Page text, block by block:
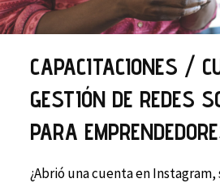
CAPACITACIONES /
GESTIÓN DE REDES
PARA
¿Abrió una cuenta en